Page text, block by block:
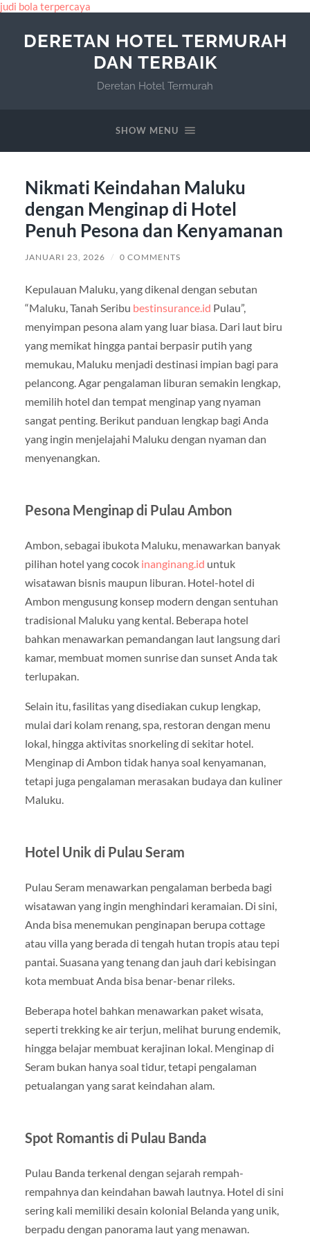
judi bola terpercaya
DERETAN HOTEL TERMURAH
DAN TERBAIK
Deretan Hotel Termurah
SHOW MENU
Nikmati Keindahan Maluku
dengan Menginap di Hotel
Penuh Pesona dan Kenyamanan
JANUARI 23, 2026 / 0 COMMENTS
Kepulauan Maluku, yang dikenal dengan sebutan
“Maluku, Tanah Seribu bestinsurance.id Pulau”,
menyimpan pesona alam yang luar biasa. Dari laut biru
yang memikat hingga pantai berpasir putih yang
memukau, Maluku menjadi destinasi impian bagi para
pelancong. Agar pengalaman liburan semakin lengkap,
memilih hotel dan tempat menginap yang nyaman
sangat penting. Berikut panduan lengkap bagi Anda
yang ingin menjelajahi Maluku dengan nyaman dan
menyenangkan.
Pesona Menginap di Pulau Ambon
Ambon, sebagai ibukota Maluku, menawarkan banyak
pilihan hotel yang cocok inanginang.id untuk
wisatawan bisnis maupun liburan. Hotel-hotel di
Ambon mengusung konsep modern dengan sentuhan
tradisional Maluku yang kental. Beberapa hotel
bahkan menawarkan pemandangan laut langsung dari
kamar, membuat momen sunrise dan sunset Anda tak
terlupakan.
Selain itu, fasilitas yang disediakan cukup lengkap,
mulai dari kolam renang, spa, restoran dengan menu
lokal, hingga aktivitas snorkeling di sekitar hotel.
Menginap di Ambon tidak hanya soal kenyamanan,
tetapi juga pengalaman merasakan budaya dan kuliner
Maluku.
Hotel Unik di Pulau Seram
Pulau Seram menawarkan pengalaman berbeda bagi
wisatawan yang ingin menghindari keramaian. Di sini,
Anda bisa menemukan penginapan berupa cottage
atau villa yang berada di tengah hutan tropis atau tepi
pantai. Suasana yang tenang dan jauh dari kebisingan
kota membuat Anda bisa benar-benar rileks.
Beberapa hotel bahkan menawarkan paket wisata,
seperti trekking ke air terjun, melihat burung endemik,
hingga belajar membuat kerajinan lokal. Menginap di
Seram bukan hanya soal tidur, tetapi pengalaman
petualangan yang sarat keindahan alam.
Spot Romantis di Pulau Banda
Pulau Banda terkenal dengan sejarah rempah-
rempahnya dan keindahan bawah lautnya. Hotel di sini
sering kali memiliki desain kolonial Belanda yang unik,
berpadu dengan panorama laut yang menawan.